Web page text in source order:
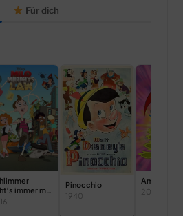
Für dich
immer mit
Murphy
Pinocchio
1940
American
2005